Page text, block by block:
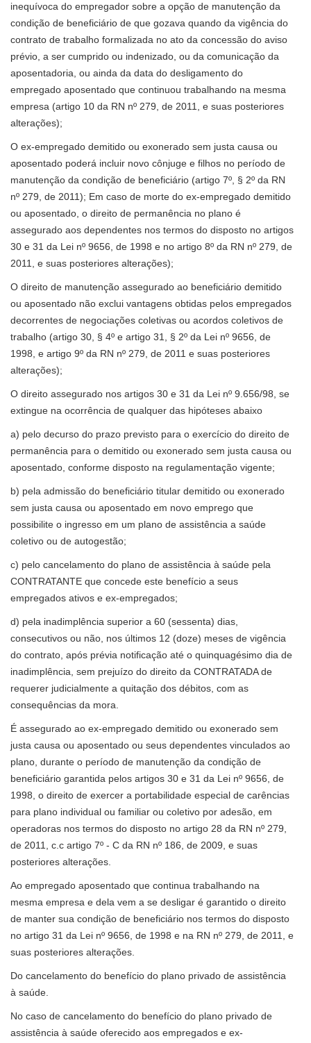
inequívoca do empregador sobre a opção de manutenção da
condição de beneficiário de que gozava quando da vigência do
contrato de trabalho formalizada no ato da concessão do aviso
prévio, a ser cumprido ou indenizado, ou da comunicação da
aposentadoria, ou ainda da data do desligamento do
empregado aposentado que continuou trabalhando na mesma
empresa (artigo 10 da RN nº 279, de 2011, e suas posteriores
alterações);
O ex-empregado demitido ou exonerado sem justa causa ou
aposentado poderá incluir novo cônjuge e filhos no período de
manutenção da condição de beneficiário (artigo 7º, § 2º da RN
nº 279, de 2011); Em caso de morte do ex-empregado demitido
ou aposentado, o direito de permanência no plano é
assegurado aos dependentes nos termos do disposto no artigos
30 e 31 da Lei nº 9656, de 1998 e no artigo 8º da RN nº 279, de
2011, e suas posteriores alterações);
O direito de manutenção assegurado ao beneficiário demitido
ou aposentado não exclui vantagens obtidas pelos empregados
decorrentes de negociações coletivas ou acordos coletivos de
trabalho (artigo 30, § 4º e artigo 31, § 2º da Lei nº 9656, de
1998, e artigo 9º da RN nº 279, de 2011 e suas posteriores
alterações);
O direito assegurado nos artigos 30 e 31 da Lei nº 9.656/98, se
extingue na ocorrência de qualquer das hipóteses abaixo
a) pelo decurso do prazo previsto para o exercício do direito de
permanência para o demitido ou exonerado sem justa causa ou
aposentado, conforme disposto na regulamentação vigente;
b) pela admissão do beneficiário titular demitido ou exonerado
sem justa causa ou aposentado em novo emprego que
possibilite o ingresso em um plano de assistência a saúde
coletivo ou de autogestão;
c) pelo cancelamento do plano de assistência à saúde pela
CONTRATANTE que concede este benefício a seus
empregados ativos e ex-empregados;
d) pela inadimplência superior a 60 (sessenta) dias,
consecutivos ou não, nos últimos 12 (doze) meses de vigência
do contrato, após prévia notificação até o quinquagésimo dia de
inadimplência, sem prejuízo do direito da CONTRATADA de
requerer judicialmente a quitação dos débitos, com as
consequências da mora.
É assegurado ao ex-empregado demitido ou exonerado sem
justa causa ou aposentado ou seus dependentes vinculados ao
plano, durante o período de manutenção da condição de
beneficiário garantida pelos artigos 30 e 31 da Lei nº 9656, de
1998, o direito de exercer a portabilidade especial de carências
para plano individual ou familiar ou coletivo por adesão, em
operadoras nos termos do disposto no artigo 28 da RN nº 279,
de 2011, c.c artigo 7º - C da RN nº 186, de 2009, e suas
posteriores alterações.
Ao empregado aposentado que continua trabalhando na
mesma empresa e dela vem a se desligar é garantido o direito
de manter sua condição de beneficiário nos termos do disposto
no artigo 31 da Lei nº 9656, de 1998 e na RN nº 279, de 2011, e
suas posteriores alterações.
Do cancelamento do benefício do plano privado de assistência
à saúde.
No caso de cancelamento do benefício do plano privado de
assistência à saúde oferecido aos empregados e ex-